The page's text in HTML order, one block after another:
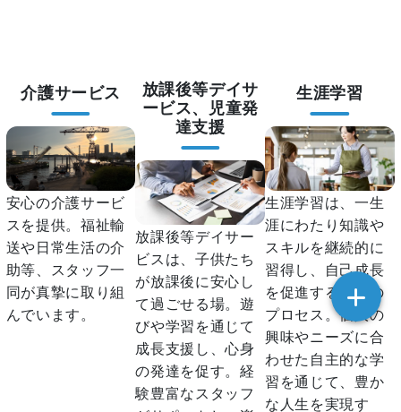
介護サービス
安心の介護サービ
スを提供。福祉輸
送や日常生活の介
助等、スタッフ一
同が真摯に取り組
んでいます。
放課後等デイサ
ービス、児童発
達支援
放課後等デイサー
ビスは、子供たち
が放課後に安心し
て過ごせる場。遊
びや学習を通じて
成長支援し、心身
の発達を促す。経
験豊富なスタッフ
生涯学習
生涯学習は、一生
涯にわたり知識や
スキルを継続的に
習得し、自己成長
を促進する学びの
プロセス。個人の
興味やニーズに合
わせた自主的な学
習を通じて、豊か
な人生を実現す